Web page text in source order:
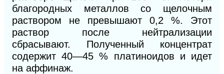
благородных металлов со щелочным
раствором не превышают 0,2 %. Этот
раствор после нейтрализации
сбрасывают. Полученный концентрат
содержит 40—45 % платиноидов и идет
на аффинаж.